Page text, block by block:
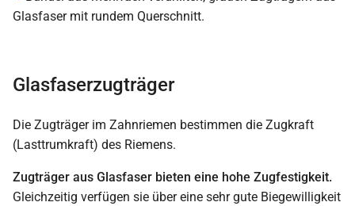
Glasfaserzugträger
Die Zugträger im Zahnriemen bestimmen die Zugkraft
(Lasttrumkraft) des Riemens.
Zugträger aus Glasfaser bieten eine hohe Zugfestigkeit.
Gleichzeitig verfügen sie über eine sehr gute Biegewilligkeit